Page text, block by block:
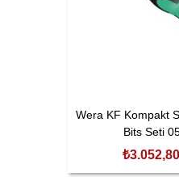
Wera KF Kompakt
Bits Seti
₺3.052,80